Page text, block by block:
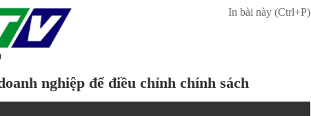
In bài này (Ctrl+P)
nghiệp để điều chỉnh chính sách